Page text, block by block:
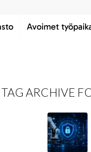
Avoimet
TAG ARCHIVE